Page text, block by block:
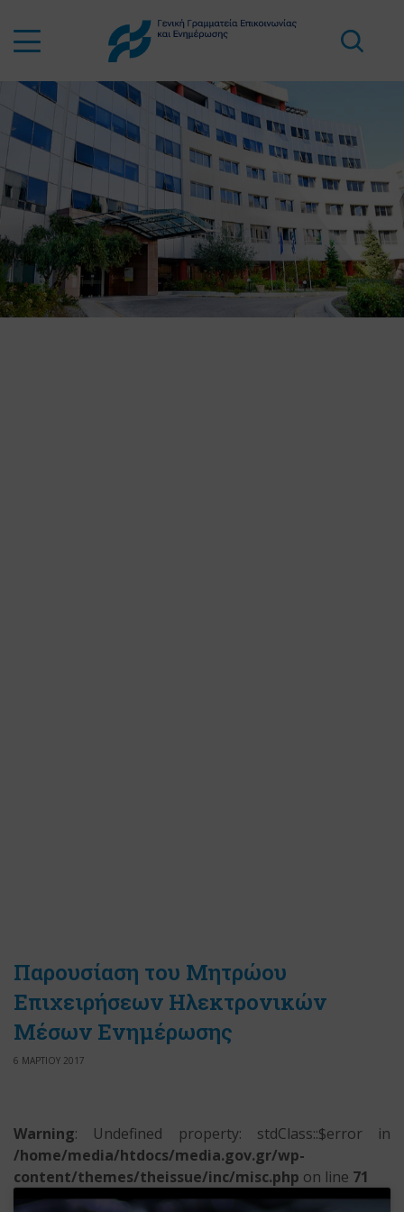
Παρουσίαση του Μητρώου
Επιχειρήσεων Ηλεκτρονικών
Μέσων Ενημέρωσης
6 ΜΑΡΤΙΟΥ 2017
Warning: Undefined property: stdClass::$error in
/home/media/htdocs/media.gov.gr/wp-
content/themes/theissue/inc/misc.php on line 71